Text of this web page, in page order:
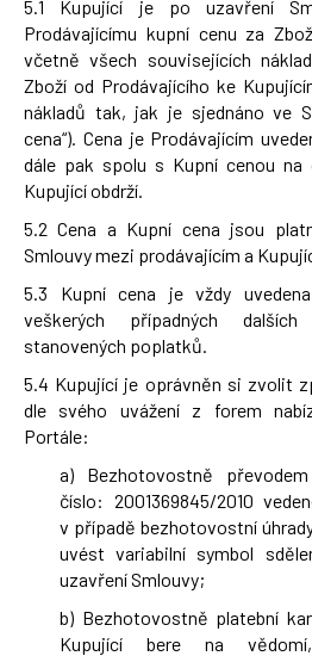
5.1 Kupující je po uzavření
Prodávajícímu kupní cenu za
včetně všech souvisejících
Zboží od Prodávajícího ke
nákladů tak, jak je sjednáno ve
cena“). Cena je Prodávajícím
dále pak spolu s Kupní cenou na
Kupující obdrží.
5.2 Cena a Kupní cena jsou
Smlouvy mezi prodávajícím a
5.3 Kupní cena je vždy
veškerých případných
stanovených poplatků.
5.4 Kupující je oprávněn si zvolit
dle svého uvážení z forem
Portále:
a) Bezhotovostně
číslo: 2001369845/2010
v případě bezhotovostní
uvést variabilní symbol
uzavření Smlouvy;
b) Bezhotovostně platební
Kupující bere na